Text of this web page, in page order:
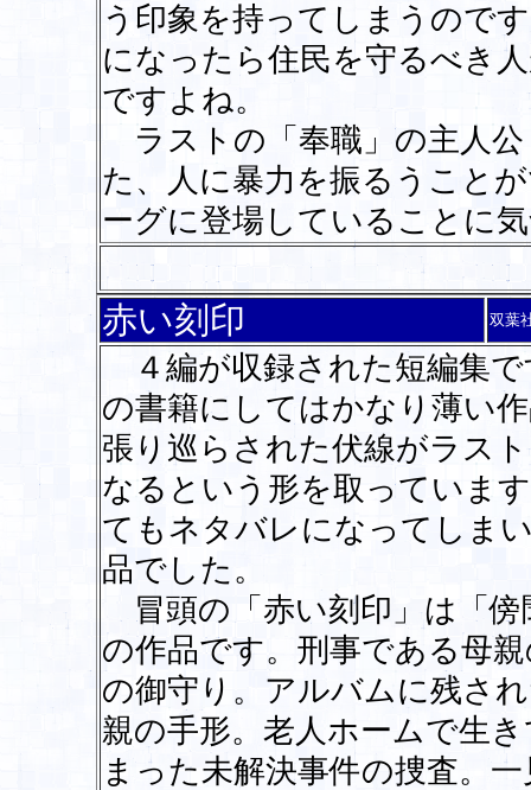
う印象を持ってしまうので
になったら住民を守るべき
ですよね。
ラストの「奉職」の主人公
た、人に暴力を振るうこと
ーグに登場していることに
赤い刻印 双葉
４編が収録された短編集で
の書籍にしてはかなり薄い
張り巡らされた伏線がラス
なるという形を取っていま
てもネタバレになってしま
品でした。
冒頭の「赤い刻印」は「傍
の作品です。刑事である母
の御守り。アルバムに残さ
親の手形。老人ホームで生
まった未解決事件の捜査。